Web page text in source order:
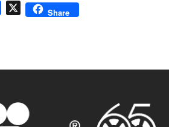
Facebook
X Share